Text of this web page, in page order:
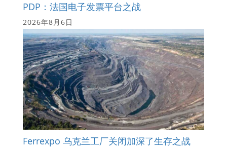
PDP：法国电子发票平台之战
2026年8月6日
Ferrexpo 乌克兰工厂关闭加深了生存之战